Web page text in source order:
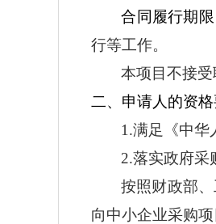
合同履行期限
行等工作。
本项目不接受
二、申请人的资格
1.满足《中华
2.落实政府采
按照财政部
向中小企业采购